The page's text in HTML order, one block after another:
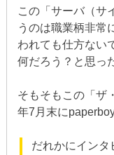
この「サーバ（サ
うのは職業柄非常
われても仕方ない
何だろう？と思っ
そもそもこの「ザ
年7月末に
だれかにインタ